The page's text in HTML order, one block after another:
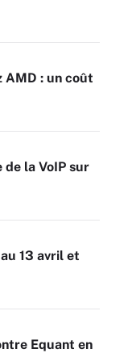
AMD : un coût
de la VoIP sur
13 avril et
Equant en